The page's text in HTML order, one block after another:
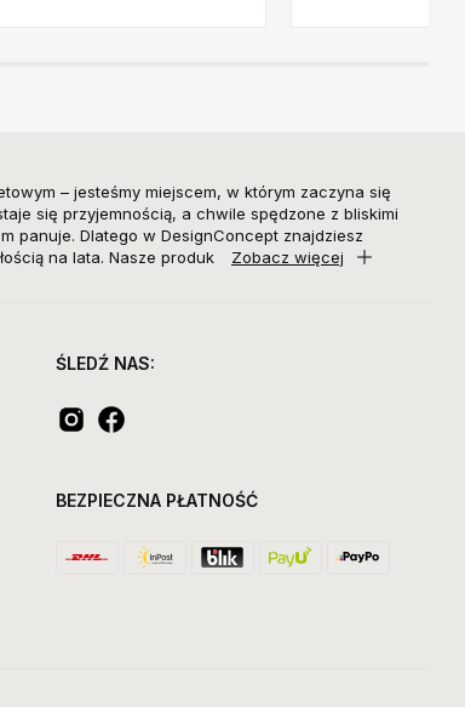
– jesteśmy miejscem, w którym zaczyna się
się przyjemnością, a chwile spędzone z bliskimi
panuje. Dlatego w DesignConcept znajdziesz
na lata. Nasze produk
Zobacz więcej
ŚLEDŹ NAS:
BEZPIECZNA PŁATNOŚĆ